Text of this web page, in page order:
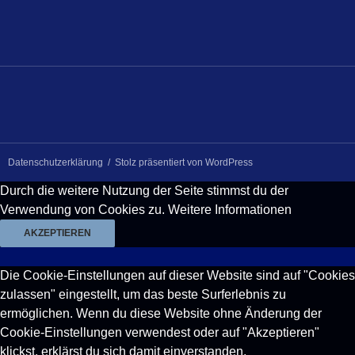
Datenschutzerklärung Stolz präsentiert von WordPress
Durch die weitere Nutzung der Seite stimmst du der
Verwendung von Cookies zu. Weitere Informationen
AKZEPTIEREN
Die Cookie-Einstellungen auf dieser Website sind auf "Cookies
zulassen" eingestellt, um das beste Surferlebnis zu
ermöglichen. Wenn du diese Website ohne Änderung der
Cookie-Einstellungen verwendest oder auf "Akzeptieren"
klickst, erklärst du sich damit einverstanden.